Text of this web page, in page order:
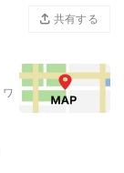
共有する